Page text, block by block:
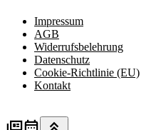
Impressum
AGB
Widerrufsbelehrung
Datenschutz
Cookie-Richtlinie (EU)
Kontakt